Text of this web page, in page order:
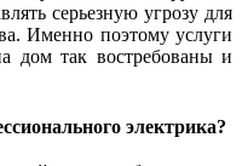
серьезную угрозу для
Именно поэтому услуги
дом так востребованы и
электрика?